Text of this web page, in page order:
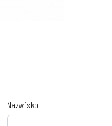
Nazwisko